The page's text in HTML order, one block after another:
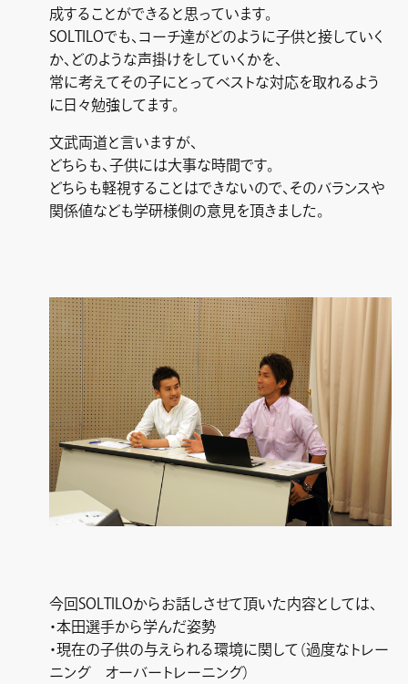
成することができると思っています。
SOLTILOでも、コーチ達がどのように子供と接していく
か、どのような声掛けをしていくかを、
常に考えてその子にとってベストな対応を取れるよう
に日々勉強してます。
文武両道と言いますが、
どちらも、子供には大事な時間です。
どちらも軽視することはできないので、そのバランスや
関係値なども学研様側の意見を頂きました。
今回SOLTILOからお話しさせて頂いた内容としては、
・本田選手から学んだ姿勢
・現在の子供の与えられる環境に関して（過度なトレー
ニング オーバートレーニング）